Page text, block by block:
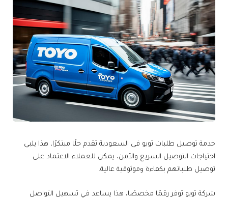
خدمة توصيل طلبات تويو في السعودية تقدم حلًا مبتكرًا، هذا يلبي
احتياجات التوصيل السريع والآمن، يمكن للعملاء الاعتماد على
توصيل طلباتهم بكفاءة وموثوقية عالية.
شركة تويو توفر رقمًا مخصصًا، هذا يساعد في تسهيل التواصل